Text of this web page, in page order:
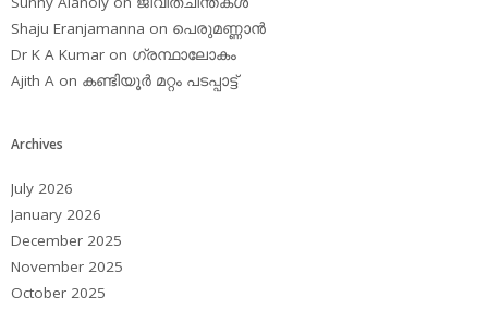
Shaju Eranjamanna on പെരുമണ്ണാന്‍
Dr K A Kumar on ഗ്രന്ഥാലോകം
Ajith A on കണ്ടിയൂര്‍ മറ്റം പടപ്പാട്ട്‌
Archives
July 2026
January 2026
December 2025
November 2025
October 2025